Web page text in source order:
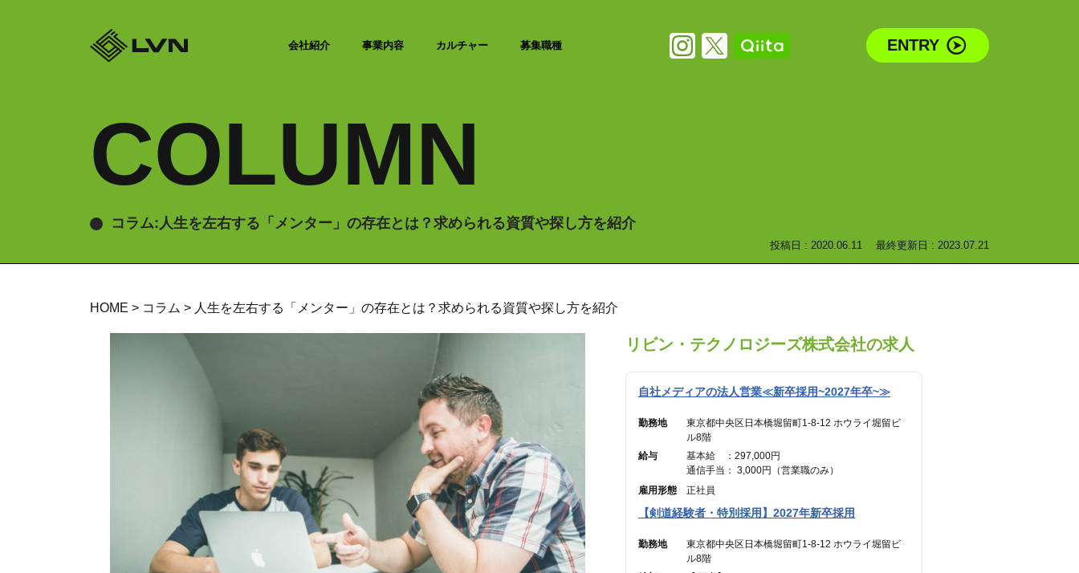
会社紹介 事業内容 カルチャー 募集職種 ENTRY
COLUMN
コラム:人生を左右する「メンター」の存在とは？求められる資質や探し方を紹介
投稿日 : 2020.06.11 最終更新日 : 2023.07.21
HOME > コラム > 人生を左右する「メンター」の存在とは？求められる資質や探し方を紹介
リビン・テクノロジーズ株式会社の求人
自社メディアの法人営業≪新卒採用~2027年卒~≫
勤務地
東京都中央区日本橋堀留町1-8-12 ホウライ堀留ビ
ル8階
給与
基本給 ：297,000円
通信手当： 3,000円（営業職のみ）
———————————
合計 ：300,000円 ＋ インセンティブ
※45時間分の見込み残業代(77,700円)を含む
雇用形態 正社員
【剣道経験者・特別採用】2027年新卒採用
勤務地
東京都中央区日本橋堀留町1-8-12 ホウライ堀留ビ
ル8階